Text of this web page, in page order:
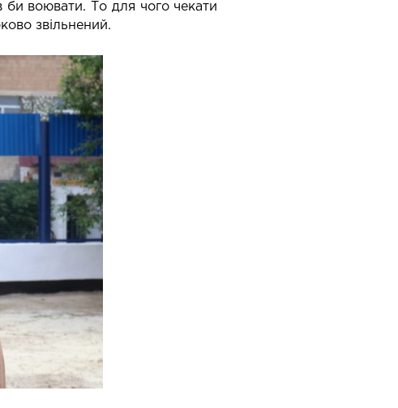
би воювати. То для чого чекати
звільнений.